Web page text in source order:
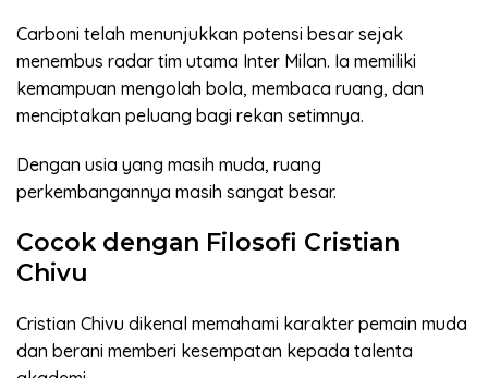
Carboni telah menunjukkan potensi besar sejak
menembus radar tim utama Inter Milan. Ia memiliki
kemampuan mengolah bola, membaca ruang, dan
menciptakan peluang bagi rekan setimnya.
Dengan usia yang masih muda, ruang
perkembangannya masih sangat besar.
Cocok dengan Filosofi Cristian
Chivu
Cristian Chivu dikenal memahami karakter pemain muda
dan berani memberi kesempatan kepada talenta